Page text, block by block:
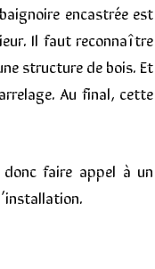
encastrée est
Il faut reconnaître
structure de bois. Et
Au final, cette
faire appel à un